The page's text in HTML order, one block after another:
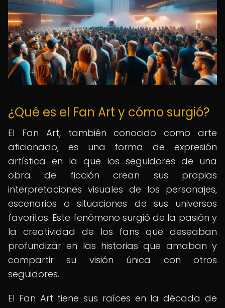
¿Qué es el Fan Art y cómo surgió?
El Fan Art, también conocido como arte
aficionado, es una forma de expresión
artística en la que los seguidores de una
obra de ficción crean sus propias
interpretaciones visuales de los personajes,
escenarios o situaciones de sus universos
favoritos. Este fenómeno surgió de la pasión y
la creatividad de los fans que deseaban
profundizar en las historias que amaban y
compartir su visión única con otros
seguidores.
El Fan Art tiene sus raíces en la década de